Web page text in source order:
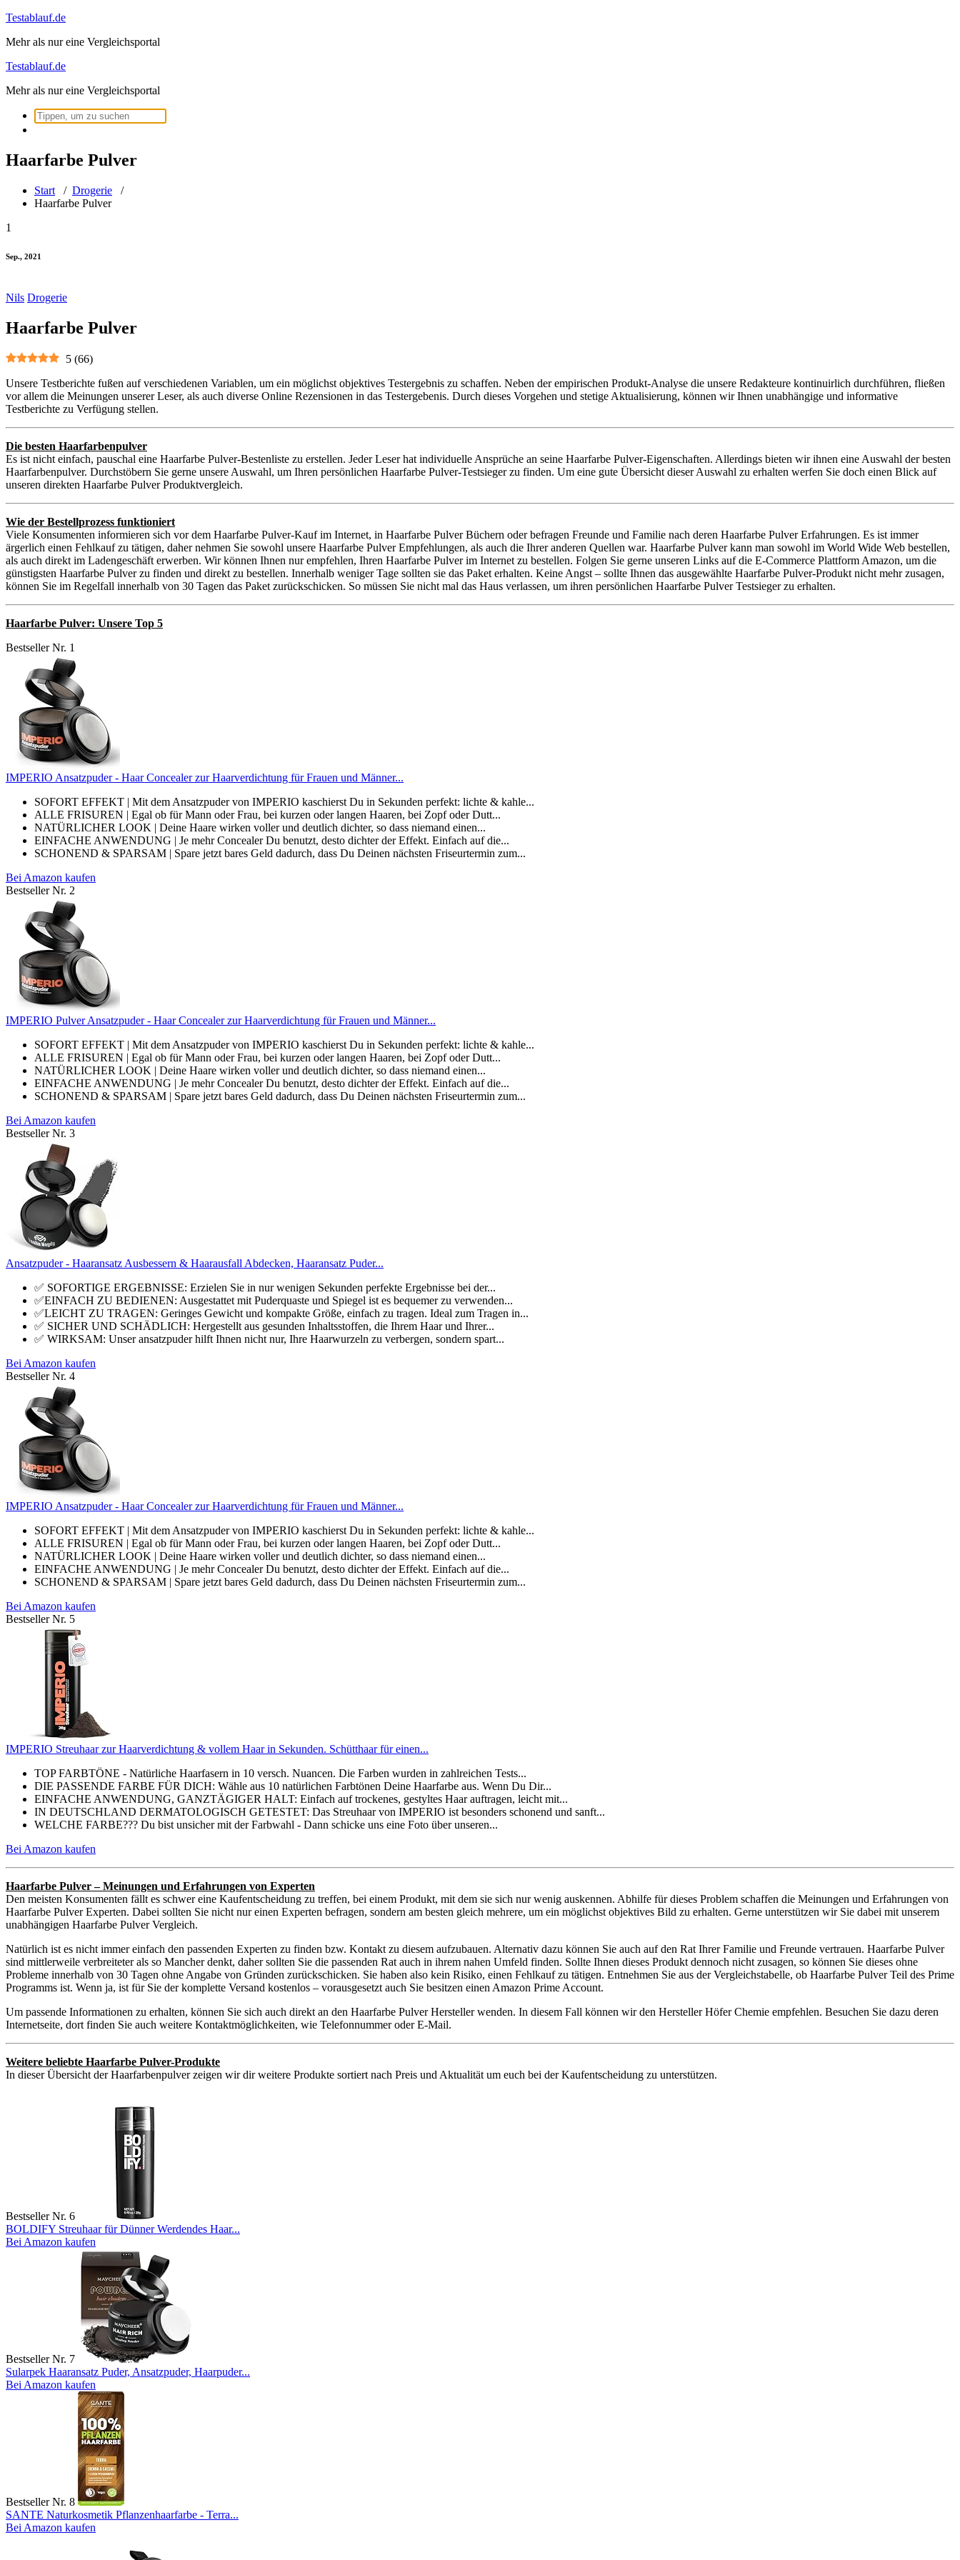
Zum
springen
Testablauf.de
Mehr als nur eine Vergleichsportal
Testablauf.de
Mehr als nur eine Vergleichsportal
Suchen
nach:
Haarfarbe Pulver
Start / Drogerie /
Haarfarbe Pulver
1
Sep., 2021
Nils Drogerie
Haarfarbe Pulver
5 (66)
Unsere Testberichte fußen auf verschiedenen Variablen, um ein möglichst objektives Testergebnis zu schaffen. Neben der empirischen Produkt-Analyse die unsere Redakteure kontinuirlich durchführen, fließen
vor allem die Meinungen unserer Leser, als auch diverse Online Rezensionen in das Testergebenis. Durch dieses Vorgehen und stetige Aktualisierung, können wir Ihnen unabhängige und informative
Testberichte zu Verfügung stellen.
Die besten Haarfarbenpulver
Es ist nicht einfach, pauschal eine Haarfarbe Pulver-Bestenliste zu erstellen. Jeder Leser hat individuelle Ansprüche an seine Haarfarbe Pulver-Eigenschaften. Allerdings bieten wir ihnen eine Auswahl der besten
Haarfarbenpulver. Durchstöbern Sie gerne unsere Auswahl, um Ihren persönlichen Haarfarbe Pulver-Testsieger zu finden. Um eine gute Übersicht dieser Auswahl zu erhalten werfen Sie doch einen Blick auf
unseren direkten Haarfarbe Pulver Produktvergleich.
Wie der Bestellprozess funktioniert
Viele Konsumenten informieren sich vor dem Haarfarbe Pulver-Kauf im Internet, in Haarfarbe Pulver Büchern oder befragen Freunde und Familie nach deren Haarfarbe Pulver Erfahrungen. Es ist immer
ärgerlich einen Fehlkauf zu tätigen, daher nehmen Sie sowohl unsere Haarfarbe Pulver Empfehlungen, als auch die Ihrer anderen Quellen war. Haarfarbe Pulver kann man sowohl im World Wide Web bestellen,
als auch direkt im Ladengeschäft erwerben. Wir können Ihnen nur empfehlen, Ihren Haarfarbe Pulver im Internet zu bestellen. Folgen Sie gerne unseren Links auf die E-Commerce Plattform Amazon, um die
günstigsten Haarfarbe Pulver zu finden und direkt zu bestellen. Innerhalb weniger Tage sollten sie das Paket erhalten. Keine Angst – sollte Ihnen das ausgewählte Haarfarbe Pulver-Produkt nicht mehr zusagen,
können Sie im Regelfall innerhalb von 30 Tagen das Paket zurückschicken. So müssen Sie nicht mal das Haus verlassen, um ihren persönlichen Haarfarbe Pulver Testsieger zu erhalten.
Haarfarbe Pulver: Unsere Top 5
Bestseller Nr. 1
IMPERIO Ansatzpuder - Haar Concealer zur Haarverdichtung für Frauen und Männer...
SOFORT EFFEKT | Mit dem Ansatzpuder von IMPERIO kaschierst Du in Sekunden perfekt: lichte & kahle...
ALLE FRISUREN | Egal ob für Mann oder Frau, bei kurzen oder langen Haaren, bei Zopf oder Dutt...
NATÜRLICHER LOOK | Deine Haare wirken voller und deutlich dichter, so dass niemand einen...
EINFACHE ANWENDUNG | Je mehr Concealer Du benutzt, desto dichter der Effekt. Einfach auf die...
SCHONEND & SPARSAM | Spare jetzt bares Geld dadurch, dass Du Deinen nächsten Friseurtermin zum...
Bei Amazon kaufen
Bestseller Nr. 2
IMPERIO Pulver Ansatzpuder - Haar Concealer zur Haarverdichtung für Frauen und Männer...
SOFORT EFFEKT | Mit dem Ansatzpuder von IMPERIO kaschierst Du in Sekunden perfekt: lichte & kahle...
ALLE FRISUREN | Egal ob für Mann oder Frau, bei kurzen oder langen Haaren, bei Zopf oder Dutt...
NATÜRLICHER LOOK | Deine Haare wirken voller und deutlich dichter, so dass niemand einen...
EINFACHE ANWENDUNG | Je mehr Concealer Du benutzt, desto dichter der Effekt. Einfach auf die...
SCHONEND & SPARSAM | Spare jetzt bares Geld dadurch, dass Du Deinen nächsten Friseurtermin zum...
Bei Amazon kaufen
Bestseller Nr. 3
Ansatzpuder - Haaransatz Ausbessern & Haarausfall Abdecken, Haaransatz Puder...
✅ SOFORTIGE ERGEBNISSE: Erzielen Sie in nur wenigen Sekunden perfekte Ergebnisse bei der...
✅EINFACH ZU BEDIENEN: Ausgestattet mit Puderquaste und Spiegel ist es bequemer zu verwenden...
✅LEICHT ZU TRAGEN: Geringes Gewicht und kompakte Größe, einfach zu tragen. Ideal zum Tragen in...
✅ SICHER UND SCHÄDLICH: Hergestellt aus gesunden Inhaltsstoffen, die Ihrem Haar und Ihrer...
✅ WIRKSAM: Unser ansatzpuder hilft Ihnen nicht nur, Ihre Haarwurzeln zu verbergen, sondern spart...
Bei Amazon kaufen
Bestseller Nr. 4
IMPERIO Ansatzpuder - Haar Concealer zur Haarverdichtung für Frauen und Männer...
SOFORT EFFEKT | Mit dem Ansatzpuder von IMPERIO kaschierst Du in Sekunden perfekt: lichte & kahle...
ALLE FRISUREN | Egal ob für Mann oder Frau, bei kurzen oder langen Haaren, bei Zopf oder Dutt...
NATÜRLICHER LOOK | Deine Haare wirken voller und deutlich dichter, so dass niemand einen...
EINFACHE ANWENDUNG | Je mehr Concealer Du benutzt, desto dichter der Effekt. Einfach auf die...
SCHONEND & SPARSAM | Spare jetzt bares Geld dadurch, dass Du Deinen nächsten Friseurtermin zum...
Bei Amazon kaufen
Bestseller Nr. 5
IMPERIO Streuhaar zur Haarverdichtung & vollem Haar in Sekunden. Schütthaar für einen...
TOP FARBTÖNE - Natürliche Haarfasern in 10 versch. Nuancen. Die Farben wurden in zahlreichen Tests...
DIE PASSENDE FARBE FÜR DICH: Wähle aus 10 natürlichen Farbtönen Deine Haarfarbe aus. Wenn Du Dir...
EINFACHE ANWENDUNG, GANZTÄGIGER HALT: Einfach auf trockenes, gestyltes Haar auftragen, leicht mit...
IN DEUTSCHLAND DERMATOLOGISCH GETESTET: Das Streuhaar von IMPERIO ist besonders schonend und sanft...
WELCHE FARBE??? Du bist unsicher mit der Farbwahl - Dann schicke uns eine Foto über unseren...
Bei Amazon kaufen
Haarfarbe Pulver – Meinungen und Erfahrungen von Experten
Den meisten Konsumenten fällt es schwer eine Kaufentscheidung zu treffen, bei einem Produkt, mit dem sie sich nur wenig auskennen. Abhilfe für dieses Problem schaffen die Meinungen und Erfahrungen von
Haarfarbe Pulver Experten. Dabei sollten Sie nicht nur einen Experten befragen, sondern am besten gleich mehrere, um ein möglichst objektives Bild zu erhalten. Gerne unterstützen wir Sie dabei mit unserem
unabhängigen Haarfarbe Pulver Vergleich.
Natürlich ist es nicht immer einfach den passenden Experten zu finden bzw. Kontakt zu diesem aufzubauen. Alternativ dazu können Sie auch auf den Rat Ihrer Familie und Freunde vertrauen. Haarfarbe Pulver
sind mittlerweile verbreiteter als so Mancher denkt, daher sollten Sie die passenden Rat auch in ihrem nahen Umfeld finden. Sollte Ihnen dieses Produkt dennoch nicht zusagen, so können Sie dieses ohne
Probleme innerhalb von 30 Tagen ohne Angabe von Gründen zurückschicken. Sie haben also kein Risiko, einen Fehlkauf zu tätigen. Entnehmen Sie aus der Vergleichstabelle, ob Haarfarbe Pulver Teil des Prime
Programms ist. Wenn ja, ist für Sie der komplette Versand kostenlos – vorausgesetzt auch Sie besitzen einen Amazon Prime Account.
Um passende Informationen zu erhalten, können Sie sich auch direkt an den Haarfarbe Pulver Hersteller wenden. In diesem Fall können wir den Hersteller Höfer Chemie empfehlen. Besuchen Sie dazu deren
Internetseite, dort finden Sie auch weitere Kontaktmöglichkeiten, wie Telefonnummer oder E-Mail.
Weitere beliebte Haarfarbe Pulver-Produkte
In dieser Übersicht der Haarfarbenpulver zeigen wir dir weitere Produkte sortiert nach Preis und Aktualität um euch bei der Kaufentscheidung zu unterstützen.
Bestseller Nr. 6
BOLDIFY Streuhaar für Dünner Werdendes Haar...
Bei Amazon kaufen
Bestseller Nr. 7
Sularpek Haaransatz Puder, Ansatzpuder, Haarpuder...
Bei Amazon kaufen
Bestseller Nr. 8
SANTE Naturkosmetik Pflanzenhaarfarbe - Terra...
Bei Amazon kaufen